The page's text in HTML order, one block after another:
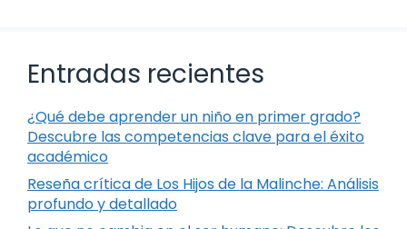
Entradas recientes
¿Qué debe aprender un niño en primer grado?
Descubre las competencias clave para el éxito
académico
Reseña crítica de Los Hijos de la Malinche: Análisis
profundo y detallado